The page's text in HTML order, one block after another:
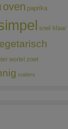
oven paprika
snel klaar
wortel zoet
zuiders